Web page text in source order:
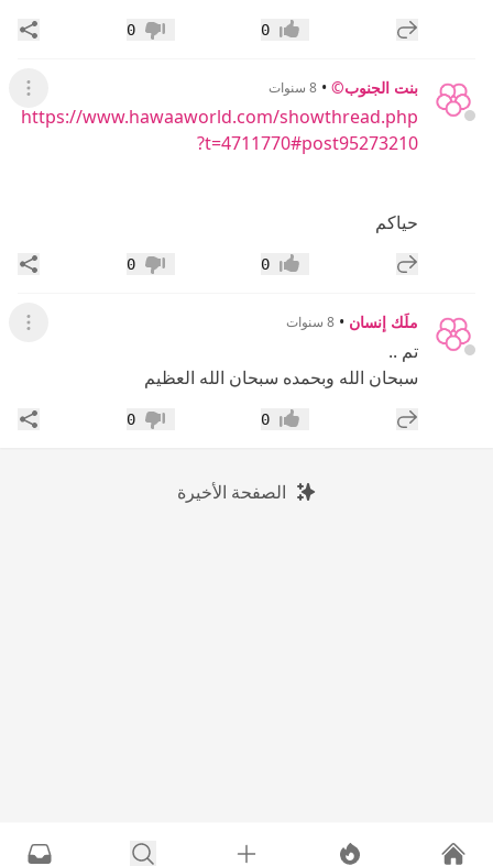
إضافة رد جديد إعجاب0 عدم إعجاب
0
بنت الجنوب© • 8 سنوات عرض
https://www.hawaaworld.com/showthread.php
?t=4711770#post95273210
حياكم
إضافة رد جديد إعجاب0 عدم إعجاب
0
ملَك إنسان • 8 سنوات عرض
تم ..
سبحان الله وبحمده سبحان الله العظيم
إضافة رد جديد إعجاب0 عدم إعجاب
0
الصفحة الأخيرة